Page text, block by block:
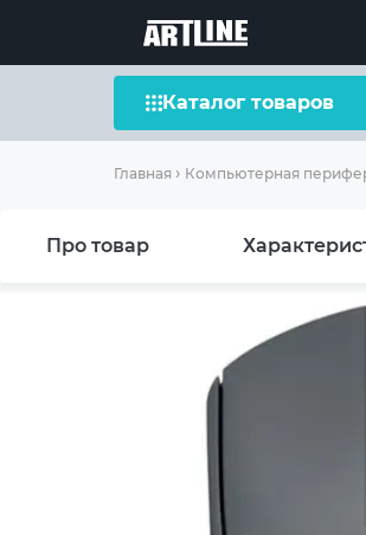
Каталог товаров
Главная Компьютерная
Про товар